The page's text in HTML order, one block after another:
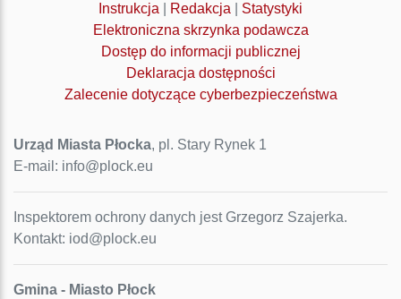
Instrukcja Redakcja
Statystyki
Elektroniczna skrzynka podawcza
Dostęp do informacji publicznej
Deklaracja dostępności
Zalecenie dotyczące cyberbezpieczeństwa
Urząd Miasta Płocka, pl. Stary Rynek 1
E-mail: info@plock.eu
Inspektorem ochrony danych jest Grzegorz Szajerka.
Kontakt: iod@plock.eu
Gmina - Miasto Płock